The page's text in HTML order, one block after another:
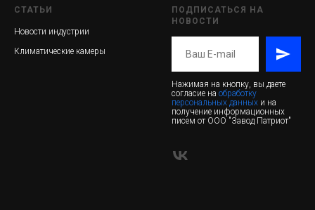
СТАТЬИ
Новости индустрии
Климатические камеры
ПОДПИСАТЬСЯ НА
НОВОСТИ
Нажимая на кнопку, вы даете
согласие на обработку
персональных данных и на
получение информационных
писем от ООО "Завод Патриот"